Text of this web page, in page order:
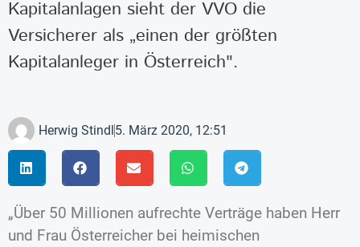
Kapitalanlagen sieht der VVO die
Versicherer als „einen der größten
Kapitalanleger in Österreich".
Herwig Stindl5. März 2020, 12:51
„Über 50 Millionen aufrechte Verträge haben Herr
und Frau Österreicher bei heimischen